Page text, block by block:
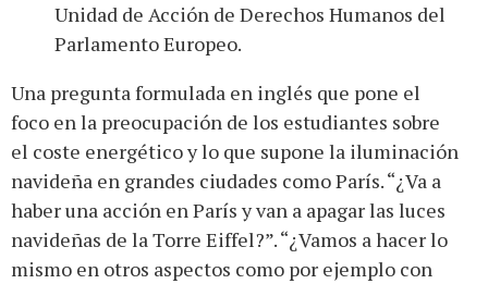
Unidad de Acción de Derechos Humanos del
Parlamento Europeo.
Una pregunta formulada en inglés que pone el
foco en la preocupación de los estudiantes sobre
el coste energético y lo que supone la iluminación
navideña en grandes ciudades como París. “¿Va a
haber una acción en París y van a apagar las luces
navideñas de la Torre Eiffel?”. “¿Vamos a hacer lo
mismo en otros aspectos como por ejemplo con